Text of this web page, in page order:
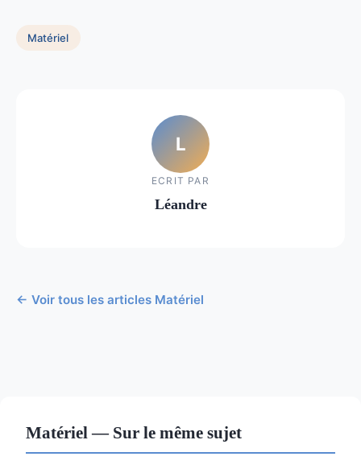
Matériel
L
ECRIT PAR
Léandre
← Voir tous les articles Matériel
Matériel — Sur le même sujet